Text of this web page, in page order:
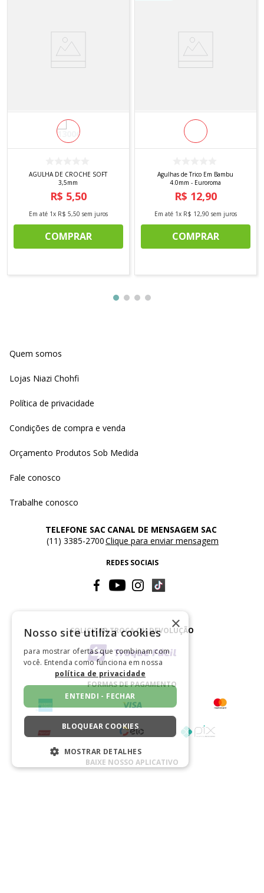
AGULHA DE CROCHE SOFT
3,5mm
R$ 5,50
Em até 1x R$ 5,50 sem juros
COMPRAR
Agulhas de Trico Em Bambu
4.0mm - Euroroma
R$ 12,90
Em até 1x R$ 12,90 sem juros
COMPRAR
Quem somos
Lojas Niazi Chohfi
Política de privacidade
Condições de compra e venda
Orçamento Produtos Sob Medida
Fale conosco
Trabalhe conosco
TELEFONE SAC
(11) 3385-2700
CANAL DE MENSAGEM SAC
Clique para enviar mensagem
REDES SOCIAIS
SOLICITAR TROCA OU DEVOLUÇÃO
FORMAS DE PAGAMENTO
BAIXE NOSSO APLICATIVO
×
Nosso site utiliza cookies
para mostrar ofertas que combinam com
você. Entenda como funciona em nossa
política de privacidade
ENTENDI - FECHAR
BLOQUEAR COOKIES
MOSTRAR DETALHES
ESTRITAMENTE NECESSÁRIOS